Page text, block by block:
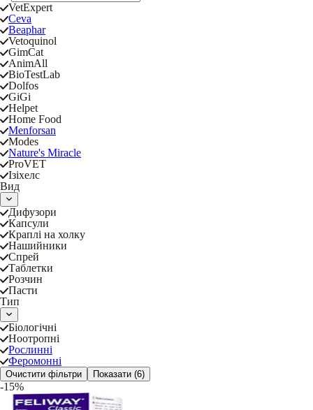
VetExpert
Ceva
Beaphar
Vetoquinol
GimCat
AnimAll
BioTestLab
Dolfos
GiGi
Helpet
Home Food
Menforsan
Modes
Nature's Miracle
ProVET
Ізіхелс
Вид
Дифузори
Капсули
Краплі на холку
Нашийники
Спрей
Таблетки
Розчин
Пасти
Тип
Біологічні
Ноотропні
Рослинні
Феромонні
Очистити фільтри Показати (6)
-15%